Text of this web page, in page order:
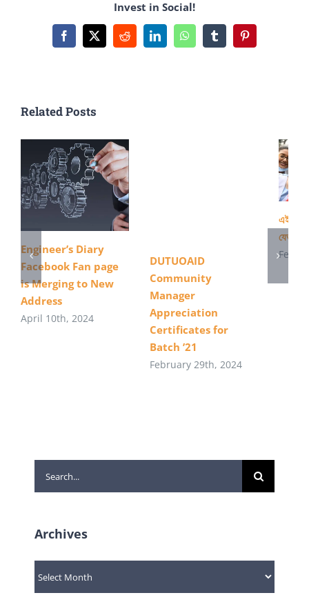
হয়েছে
পায়রা
উৎপাদন
Invest in Social!
Facebook
X RedditLinkedInWhatsAppTumblrPinterest
Related Posts
Engineer’s Diary
Facebook Fan page
is Merging to New
Address
April 10th, 2024
DUTUOAID
Community
Manager
Appreciation
Certificates for
Batch ’21
February 29th, 2024
এইস এস
যেভাবে
Search
for:
Archives
Archives